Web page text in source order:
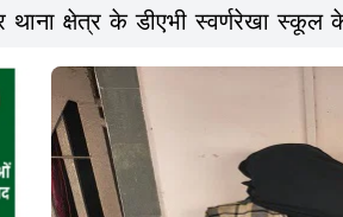
क्षेत्र के डीएभी स्वर्णरेखा स्कूल